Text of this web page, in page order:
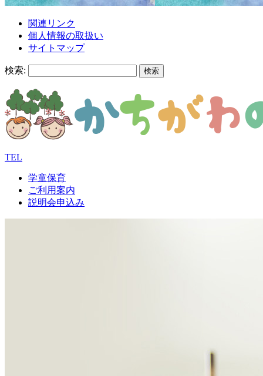
関連リンク
個人情報の取扱い
サイトマップ
検索:
TEL
学童保育
ご利用案内
説明会申込み